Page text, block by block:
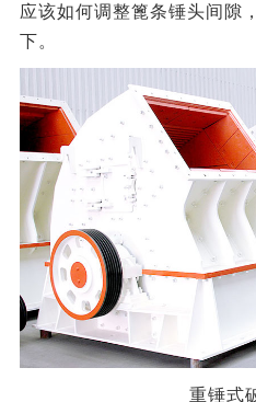
应该如何调整篦条锤头间隙
下。
重锤式